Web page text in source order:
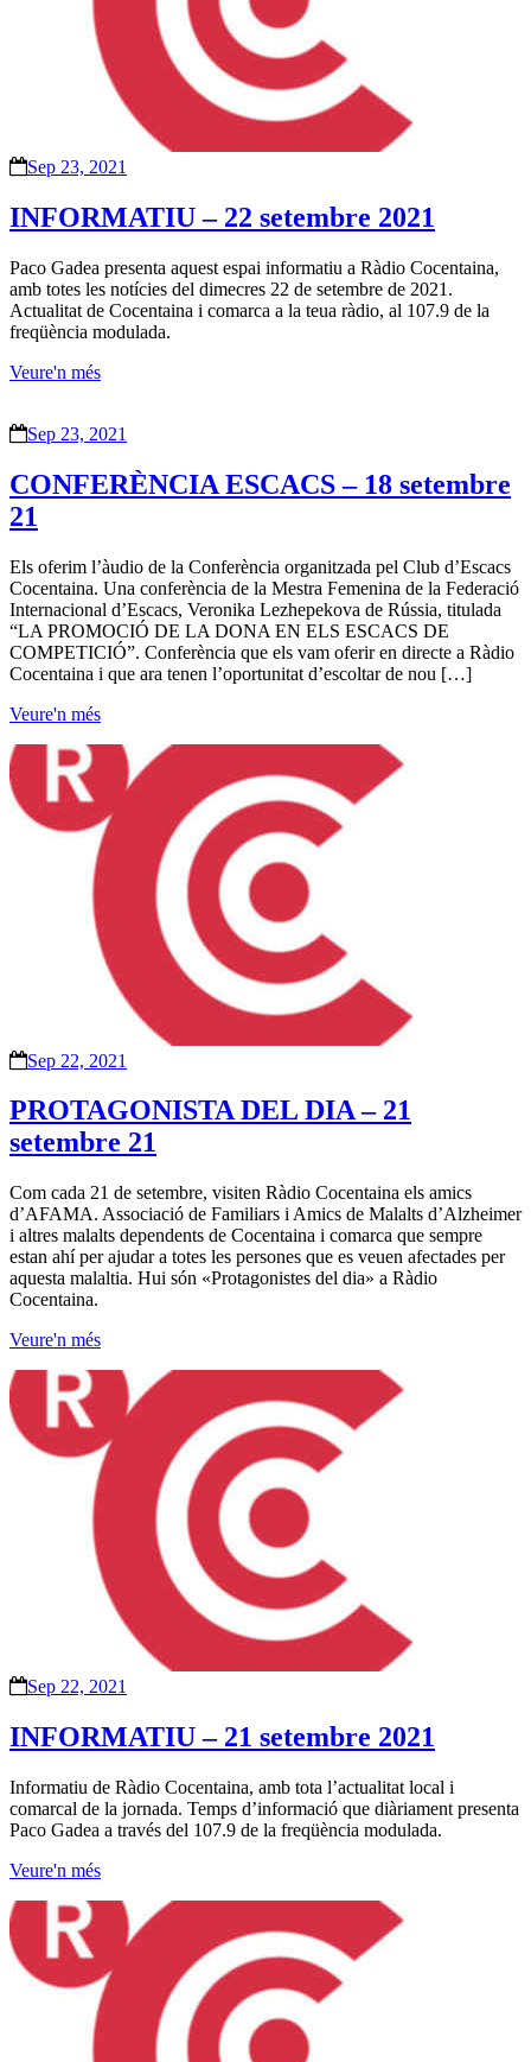
Sep 23, 2021
INFORMATIU – 22 setembre 2021
Paco Gadea presenta aquest espai informatiu a Ràdio Cocentaina,
amb totes les notícies del dimecres 22 de setembre de 2021.
Actualitat de Cocentaina i comarca a la teua ràdio, al 107.9 de la
freqüència modulada.
Veure'n més
Sep 23, 2021
CONFERÈNCIA ESCACS – 18 setembre
21
Els oferim l’àudio de la Conferència organitzada pel Club d’Escacs
Cocentaina. Una conferència de la Mestra Femenina de la Federació
Internacional d’Escacs, Veronika Lezhepekova de Rússia, titulada
“LA PROMOCIÓ DE LA DONA EN ELS ESCACS DE
COMPETICIÓ”. Conferència que els vam oferir en directe a Ràdio
Cocentaina i que ara tenen l’oportunitat d’escoltar de nou […]
Veure'n més
Sep 22, 2021
PROTAGONISTA DEL DIA – 21
setembre 21
Com cada 21 de setembre, visiten Ràdio Cocentaina els amics
d’AFAMA. Associació de Familiars i Amics de Malalts d’Alzheimer
i altres malalts dependents de Cocentaina i comarca que sempre
estan ahí per ajudar a totes les persones que es veuen afectades per
aquesta malaltia. Hui són «Protagonistes del dia» a Ràdio
Cocentaina.
Veure'n més
Sep 22, 2021
INFORMATIU – 21 setembre 2021
Informatiu de Ràdio Cocentaina, amb tota l’actualitat local i
comarcal de la jornada. Temps d’informació que diàriament presenta
Paco Gadea a través del 107.9 de la freqüència modulada.
Veure'n més